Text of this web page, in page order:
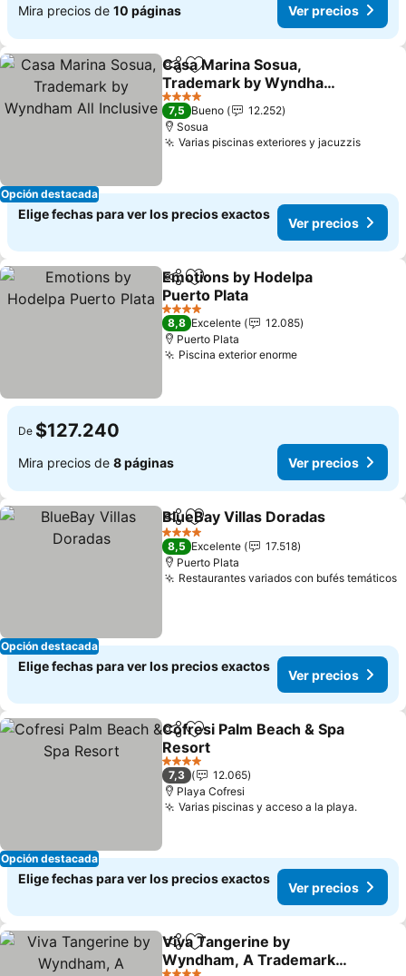
Mira precios de 10 páginas Ver precios
Opción destacada
CompartirAgregar a favoritos
Casa Marina Sosua,
Trademark by Wyndham
All Inclusive
4 Estrellas
7,5 Bueno
12.252
Sosua
Varias piscinas exteriores y jacuzzis
Elige fechas para ver los precios exactos
Ver precios
CompartirAgregar a favoritos
Emotions by Hodelpa
Puerto Plata
4 Estrellas
8,8 Excelente
12.085
Puerto Plata
Piscina exterior enorme
De $127.240
Mira precios de 8 páginas Ver precios
Opción destacada
CompartirAgregar a favoritos
BlueBay Villas Doradas
4 Estrellas
8,5 Excelente
17.518
Puerto Plata
Restaurantes variados con bufés temáticos
Elige fechas para ver los precios exactos
Ver precios
Opción destacada
CompartirAgregar a favoritos
Cofresi Palm Beach & Spa
Resort
4 Estrellas
7,3
12.065
Playa Cofresi
Varias piscinas y acceso a la playa.
Elige fechas para ver los precios exactos
Ver precios
CompartirAgregar a favoritos
Viva Tangerine by
Wyndham, A Trademark